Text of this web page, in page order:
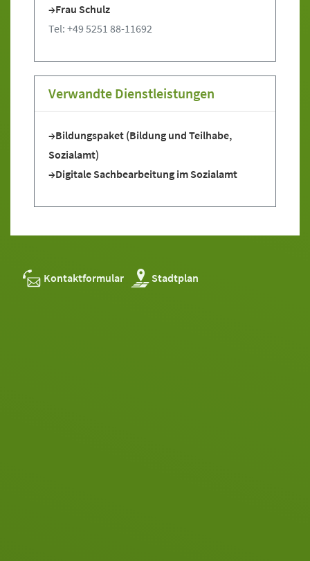
Frau Schulz
Tel: +49 5251 88-11692
Verwandte Dienstleistungen
Bildungspaket (Bildung und Teilhabe,
Sozialamt)
Digitale Sachbearbeitung im Sozialamt
Kontaktformular Stadtplan